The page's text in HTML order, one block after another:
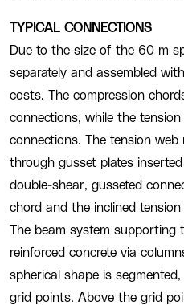
TYPICAL CONNECTIONS
Due to the size of the 60 m
separately and assembled
costs. The compression
connections, while the tension
connections. The tension
through gusset plates
double-shear, gusseted
chord and the inclined
The beam system
reinforced concrete via
spherical shape is
grid points. Above the grid